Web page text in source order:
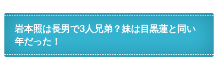
岩本照は長男で3人兄弟？妹は目黒蓮と同い
年だった！